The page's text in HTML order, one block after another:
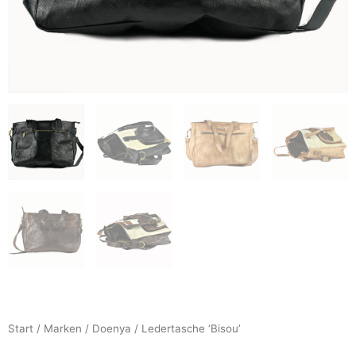
Start / Marken / Doenya / Ledertasche ‘Bisou’